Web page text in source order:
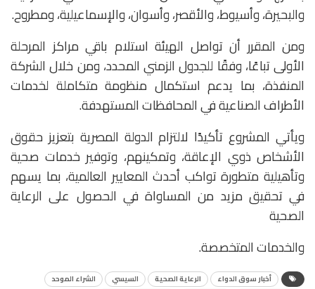
والبحيرة، وأسيوط، والأقصر، وأسوان، والإسماعيلية، ومطروح.
ومن المقرر أن تواصل الهيئة استلام باقي مراكز المرحلة
الأولى تباعًا، وفقًا للجدول الزمني المحدد، ومن خلال الشركة
المنفذة، بما يدعم استكمال منظومة متكاملة لخدمات
الأطراف الصناعية في المحافظات المستهدفة.
ويأتي المشروع تأكيدًا لالتزام الدولة المصرية بتعزيز حقوق
الأشخاص ذوي الإعاقة، وتمكينهم، وتوفير خدمات صحية
وتأهيلية متطورة تواكب أحدث المعايير العالمية، بما يسهم
في تحقيق مزيد من المساواة في الحصول على الرعاية
الصحية
والخدمات المتخصصة.
أخبار سوق الدواء الرعاية الصحية السيسي
الشراء الموحد